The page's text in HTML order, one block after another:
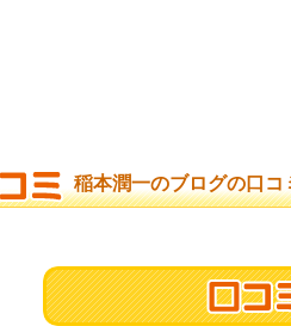
稲本潤一のブログの口コ